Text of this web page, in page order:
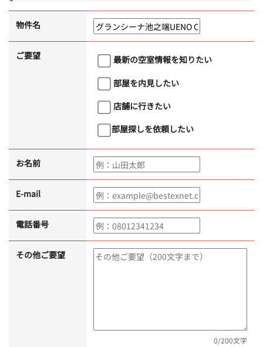
物件名
ご要望
最新の空室情報を知りたい
部屋を内見したい
店舗に行きたい
部屋探しを依頼したい
お名前
E-mail
電話番号
その他ご要望
0/200文字